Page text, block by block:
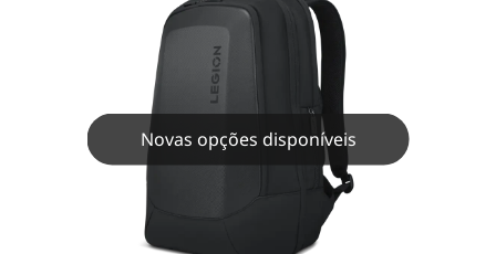
Novas opções disponíveis